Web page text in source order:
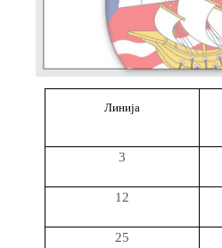
Линија
3
12
25